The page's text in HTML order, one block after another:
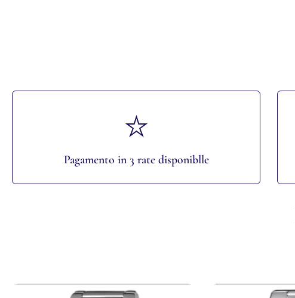
Pagamento in 3 rate disponiblle